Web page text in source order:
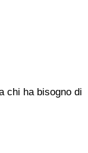
chi ha bisogno di